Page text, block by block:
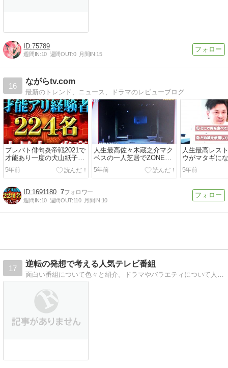
75789
週間IN:10 週間OUT:0 月間IN:15
16
ながらtv.com
最新のトレンド、ニュース、ドラマのレビューブログ
プレバト俳句炎帝戦2021で
才能あり一度の犬山紙子が
下克上！
5年前
人生最高佐々木蔵之介マク
ベスの一人芝居でZONEに
入った話！
5年前
人生最高レス
ウがマタギに
アする事
5年前
1691180 7
週間IN:10 週間OUT:110 月間IN:10
17
逆転の発想で考える人気テレビ番組